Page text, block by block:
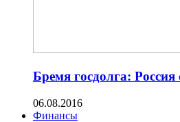
Бремя госдолга:
06.08.2016
Финансы